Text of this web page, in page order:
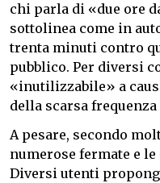
chi parla di «due ore
sottolinea come in
trenta minuti contro
pubblico. Per diversi
«inutilizzabile» a
della scarsa
A pesare, secondo
numerose fermate e
Diversi utenti